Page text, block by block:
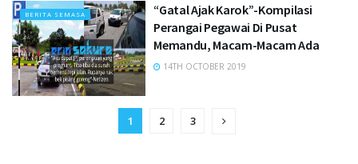
BERITA SEMASA
“Gatal Ajak Karok”-Kompilasi
Perangai Pegawai Di Pusat
Memandu, Macam-Macam Ada
14TH OCTOBER 2019
1 2 3